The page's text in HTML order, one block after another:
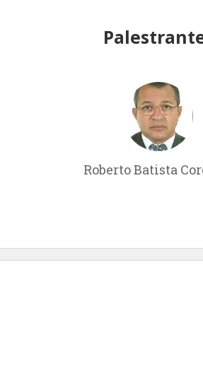
Roberto Batista